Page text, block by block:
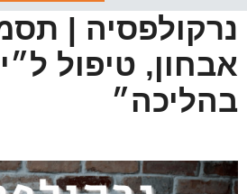
נרקולפסיה |
אבחון, טיפול
בהליכה״